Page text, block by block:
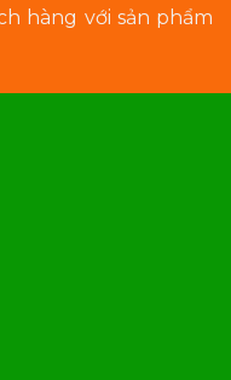
hàng với sản phẩm